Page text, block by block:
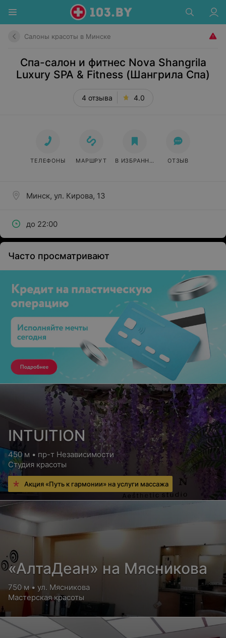
Салоны красоты в Минске
Спа-салон и фитнес Nova Shangrila
Luxury SPA & Fitness (Шангрила Спа)
4 отзыва 4.0
Минск, ул. Кирова, 13
до 22:00
ТЕЛЕФОНЫ МАРШРУТ В ИЗБРАННОЕ ОТЗЫВ
Часто просматривают
INTUITION
450 м • пр-т Независимости
Студия красоты
Акция «Путь к гармонии» на услуги массажа
«АлтаДеан» на Мясникова
750 м • ул. Мясникова
Мастерская красоты